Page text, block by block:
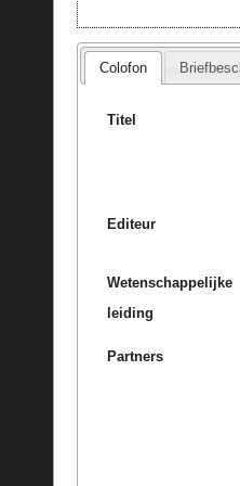
Colofon
Titel
Editeur
Wetenschappelijke
leiding
Partners